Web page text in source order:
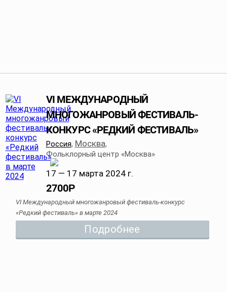
VI МЕЖДУНАРОДНЫЙ
МНОГОЖАНРОВЫЙ ФЕСТИВАЛЬ-
КОНКУРС «РЕДКИЙ ФЕСТИВАЛЬ»
Россия, Москва,
Фольклорный центр «Москва»
17 — 17 марта 2024 г.
2700Р
VI Международный многожанровый фестиваль-конкурс
«Редкий фестиваль» в марте 2024
Подробнее